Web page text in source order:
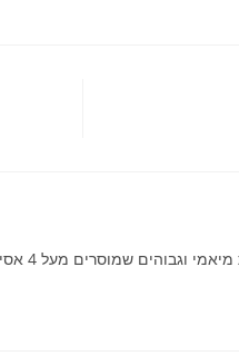
שמוסרים מעל 4 אסיסטים במשחק.